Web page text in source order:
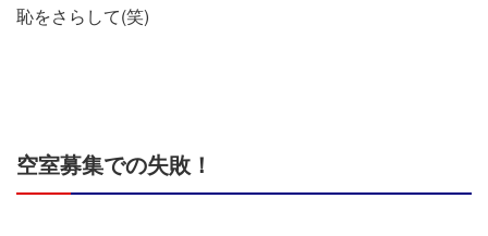
恥をさらして(笑)
空室募集での失敗！